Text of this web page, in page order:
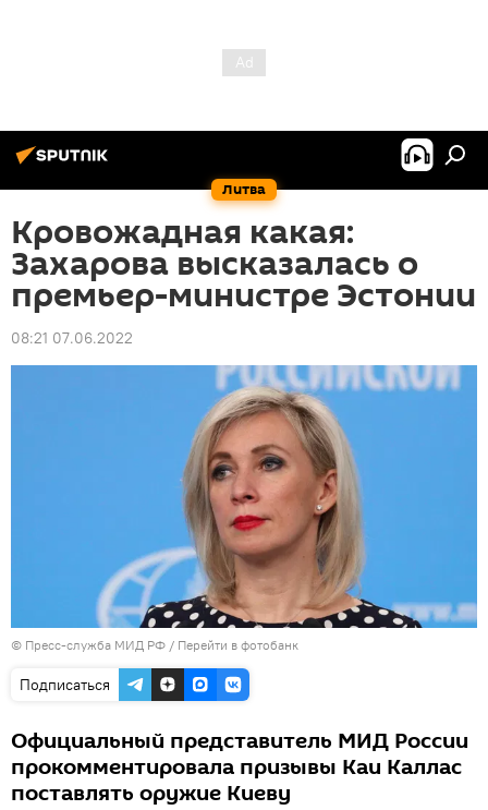
Литва
Кровожадная какая:
Захарова высказалась о
премьер-министре Эстонии
08:21 07.06.2022
© Пресс-служба МИД РФ / Перейти в фотобанк
Подписаться
Официальный представитель МИД России
прокомментировала призывы Каи Каллас
поставлять оружие Киеву